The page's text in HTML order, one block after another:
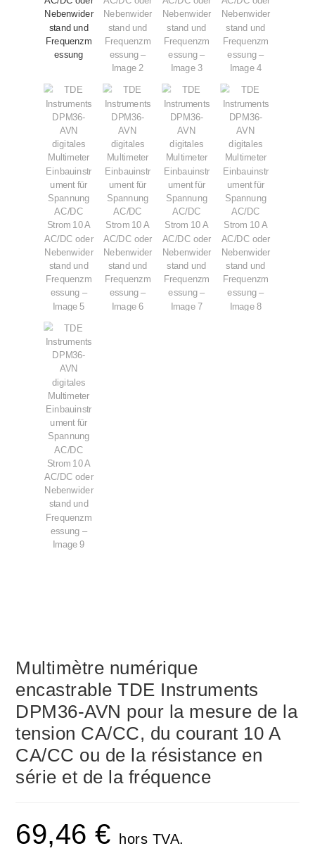
Multimètre numérique
encastrable TDE Instruments
DPM36-AVN pour la mesure de la
tension CA/CC, du courant 10 A
CA/CC ou de la résistance en
série et de la fréquence
69,46€ hors TVA.